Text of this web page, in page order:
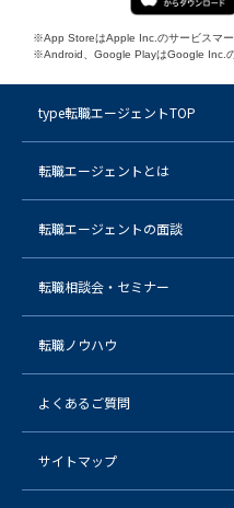
※App StoreはApple Inc.のサービスマー
※Android、Google PlayはGoogle Inc.の
type転職エージェントTOP
転職エージェントとは
転職エージェントの面談
転職相談会・セミナー
転職ノウハウ
よくあるご質問
サイトマップ